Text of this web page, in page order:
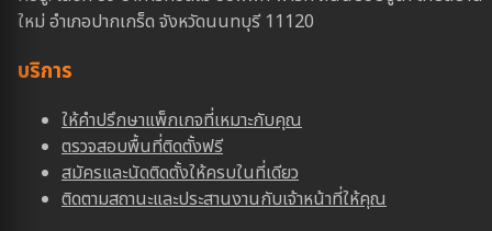
ใหม่ อำเภอปากเกร็ด จังหวัดนนทบุรี 11120
บริการ
ให้คำปรึกษาแพ็กเกจที่เหมาะกับคุณ
ตรวจสอบพื้นที่ติดตั้งฟรี
สมัครและนัดติดตั้งให้ครบในที่เดียว
ติดตามสถานะและประสานงานกับเจ้าหน้าที่ให้คุณ